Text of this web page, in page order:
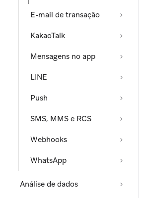
E-mail de transação
KakaoTalk
Mensagens no app
LINE
Push
SMS, MMS e RCS
Webhooks
WhatsApp
Análise de dados